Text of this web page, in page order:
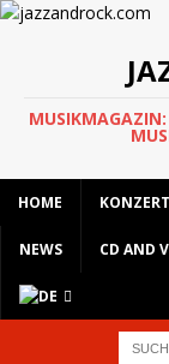
HOME
NEWS CD AND